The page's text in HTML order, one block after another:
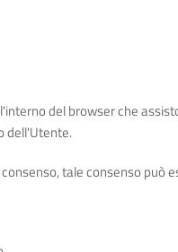
del browser che
dell'Utente.
consenso, tale consenso